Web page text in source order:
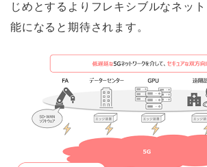
じめとするよりフレキシブルなネッ
能になると期待されます。